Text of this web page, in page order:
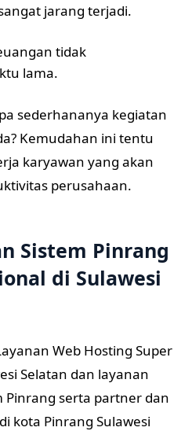
jarang terjadi.
tidak
lama.
sederhananya kegiatan
Kemudahan ini tentu
karyawan yang akan
perusahaan.
Sistem Pinrang
di Sulawesi
Web Hosting Super
Selatan dan layanan
Pinrang serta partner dan
kota Pinrang Sulawesi